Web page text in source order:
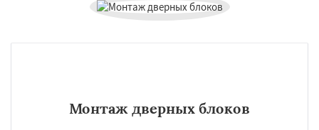
Монтаж дверных блоков